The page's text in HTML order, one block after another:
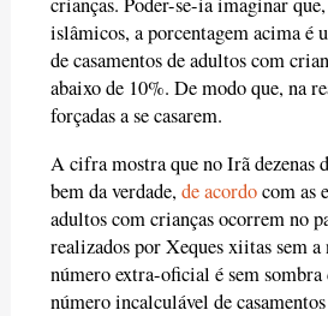
islâmicos, a porcentagem acima é
de casamentos de adultos com
abaixo de 10%. De modo que, na
forçadas a se casarem.
A cifra mostra que no Irã dezenas
bem da verdade,de acordocom as
adultos com crianças ocorrem no
realizados por Xeques xiitas sem
número extra-oficial é sem
número incalculável de